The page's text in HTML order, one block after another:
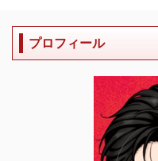
プロフィール